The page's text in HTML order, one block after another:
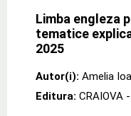
Limba engleza
tematice
2025
Autor(i): Amelia
Editura: CRAIOVA